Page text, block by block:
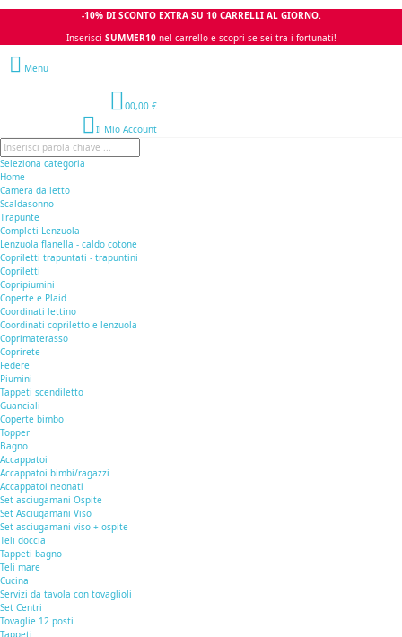
-10% DI SCONTO EXTRA SU 10 CARRELLI AL GIORNO.
Inserisci SUMMER10 nel carrello e scopri se sei tra i fortunati!
Menu
00,00 €
Il Mio Account
Seleziona categoria
Home
Camera da letto
Scaldasonno
Trapunte
Completi Lenzuola
Lenzuola flanella - caldo cotone
Copriletti trapuntati - trapuntini
Copriletti
Copripiumini
Coperte e Plaid
Coordinati lettino
Coordinati copriletto e lenzuola
Coprimaterasso
Coprirete
Federe
Piumini
Tappeti scendiletto
Guanciali
Coperte bimbo
Topper
Bagno
Accappatoi
Accappatoi bimbi/ragazzi
Accappatoi neonati
Set asciugamani Ospite
Set Asciugamani Viso
Set asciugamani viso + ospite
Teli doccia
Tappeti bagno
Teli mare
Cucina
Servizi da tavola con tovaglioli
Set Centri
Tovaglie 12 posti
Tappeti